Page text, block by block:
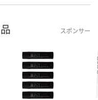
スポンサー